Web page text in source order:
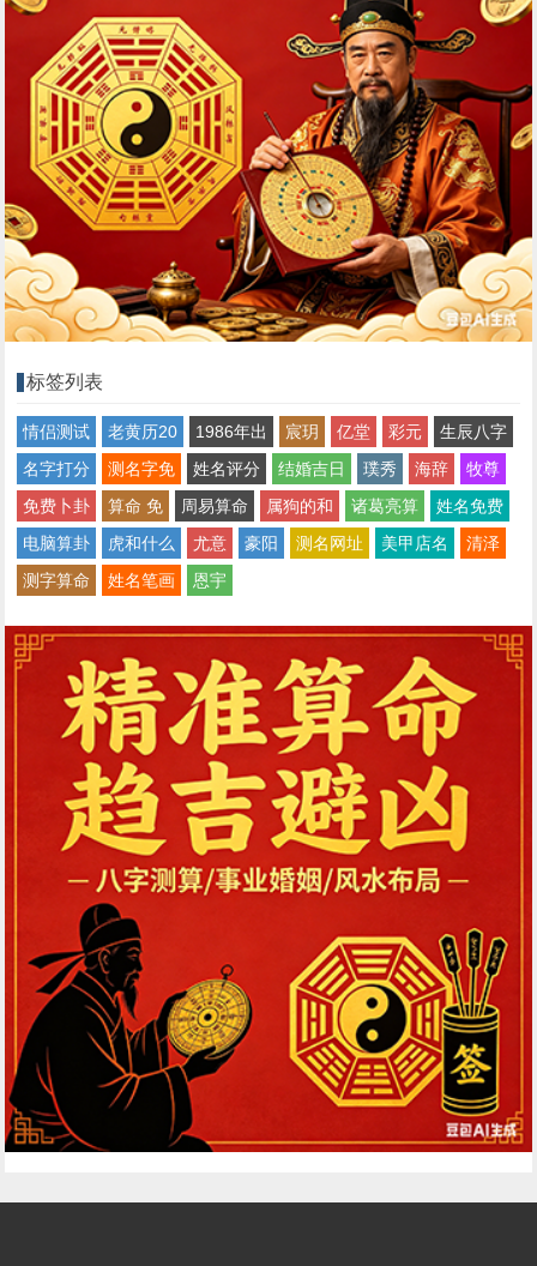
标签列表
情侣测试 老黄历20 1986年出 宸玥 亿堂 彩元
生辰八字
名字打分
测名字免 姓名评分 结婚吉日 璞秀 海辞
牧尊
免费卜卦
算命 免 周易算命 属狗的和 诸葛亮算
姓名免费
电脑算卦
虎和什么 尤意 豪阳 测名网址 美甲店名
清泽
测字算命
姓名笔画 恩宇